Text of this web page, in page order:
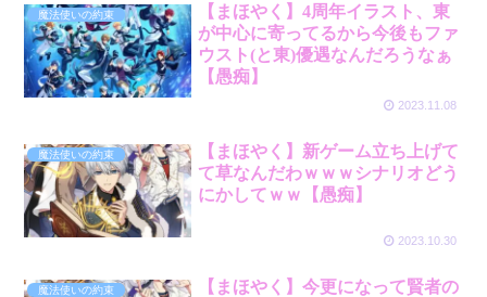
魔法使いの約束
【まほやく】4周年イラスト、東
が中心に寄ってるから今後もファ
ウスト(と東)優遇なんだろうなぁ
【愚痴】
2023.11.08
魔法使いの約束
【まほやく】新ゲーム立ち上げて
て草なんだわｗｗｗシナリオどう
にかしてｗｗ【愚痴】
2023.10.30
魔法使いの約束
【まほやく】今更になって賢者の